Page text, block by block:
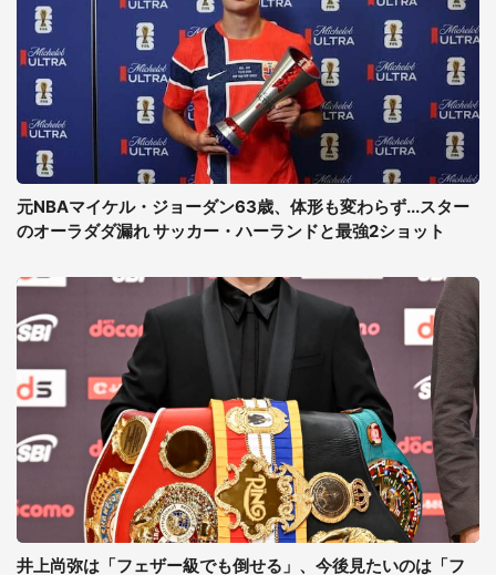
元NBAマイケル・ジョーダン63歳、体形も変わらず...スター
のオーラダダ漏れ サッカー・ハーランドと最強2ショット
井上尚弥は「フェザー級でも倒せる」、今後見たいのは「フ